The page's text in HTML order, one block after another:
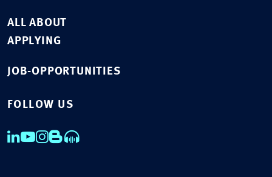
ALL ABOUT
APPLYING
JOB-OPPORTUNITIES
FOLLOW US